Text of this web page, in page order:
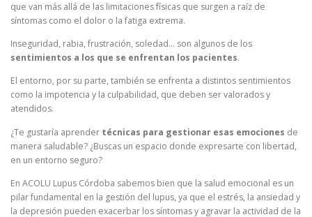
que van más allá de las limitaciones físicas que surgen a raíz de
síntomas como el dolor o la fatiga extrema.
Inseguridad, rabia, frustración, soledad… son algunos de los
sentimientos a los que se enfrentan los pacientes.
El entorno, por su parte, también se enfrenta a distintos sentimientos
como la impotencia y la culpabilidad, que deben ser valorados y
atendidos.
¿Te gustaría aprender técnicas para gestionar esas emociones de
manera saludable? ¿Buscas un espacio donde expresarte con libertad,
en un entorno seguro?
En ACOLU Lupus Córdoba sabemos bien que la salud emocional es un
pilar fundamental en la gestión del lupus, ya que el estrés, la ansiedad y
la depresión pueden exacerbar los síntomas y agravar la actividad de la